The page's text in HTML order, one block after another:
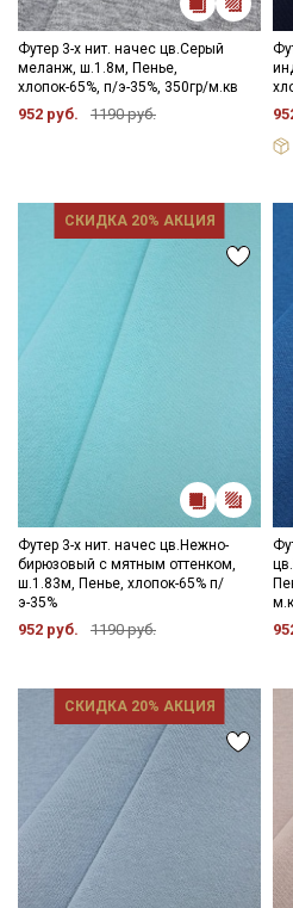
Футер 3-х нит. начес цв.Серый
меланж, ш.1.8м, Пенье,
хлопок-65%, п/э-35%, 350гр/м.кв
952 руб. 1190 руб.
СКИДКА 20% АКЦИЯ
Футер 3-х нит. начес цв.Нежно-
бирюзовый с мятным оттенком,
ш.1.83м, Пенье, хлопок-65% п/
э-35%
952 руб. 1190 руб.
СКИДКА 20% АКЦИЯ
Секретная рассылка от
Мы публикуем здесь